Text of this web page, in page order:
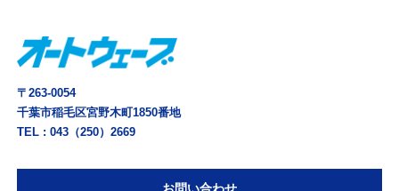
〒263-0054
千葉市稲毛区宮野木町1850番地
TEL :043（250）2669